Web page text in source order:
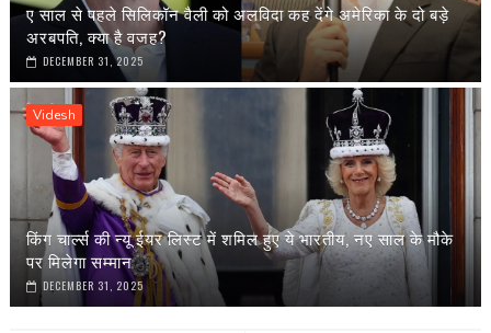
ए साल से पहले सिलिकॉन वैली को अलविदा कह देंगे अमेरिका के दो बड़े
अरबपति, क्या है वजह?
DECEMBER 31, 2025
Videsh
किंग चार्ल्स की न्यू ईयर लिस्ट में शमिल हुए ये भारतीय, नए साल के मौके
पर मिलेगा सम्मान
DECEMBER 31, 2025